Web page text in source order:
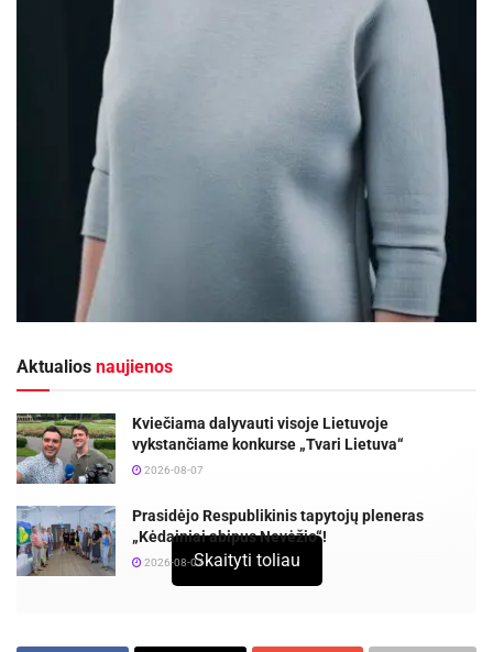
Aktualios naujienos
Kviečiama dalyvauti visoje Lietuvoje
vykstančiame konkurse „Tvari Lietuva“
2026-08-07
Prasidėjo Respublikinis tapytojų pleneras
„Kėdainiai abipus Nevėžio“!
2026-08-07Skaityti toliau